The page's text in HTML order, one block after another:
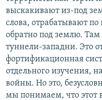
выскакивают из-под
слова, отрабатывают
обратно под землю.
туннели-западни. Это
фортификационная
отдельного изучения,
войны. Но это,
мы понимаем, что этот